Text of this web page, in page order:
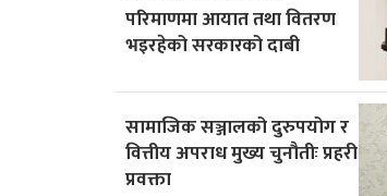
परिमाणमा आयात तथा वितरण
भइरहेको सरकारको दाबी
सामाजिक सञ्जालको दुरुपयोग र
वित्तीय अपराध मुख्य चुनौतीः प्रहरी
प्रवक्ता